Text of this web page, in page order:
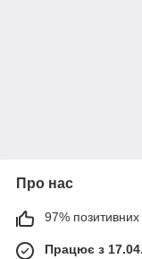
Про нас
97% позитивних
Працює з